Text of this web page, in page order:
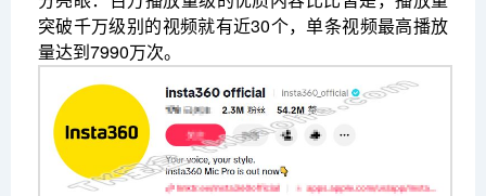
突破千万级别的视频就有近30个，单条视频最高播放
量达到7990万次。